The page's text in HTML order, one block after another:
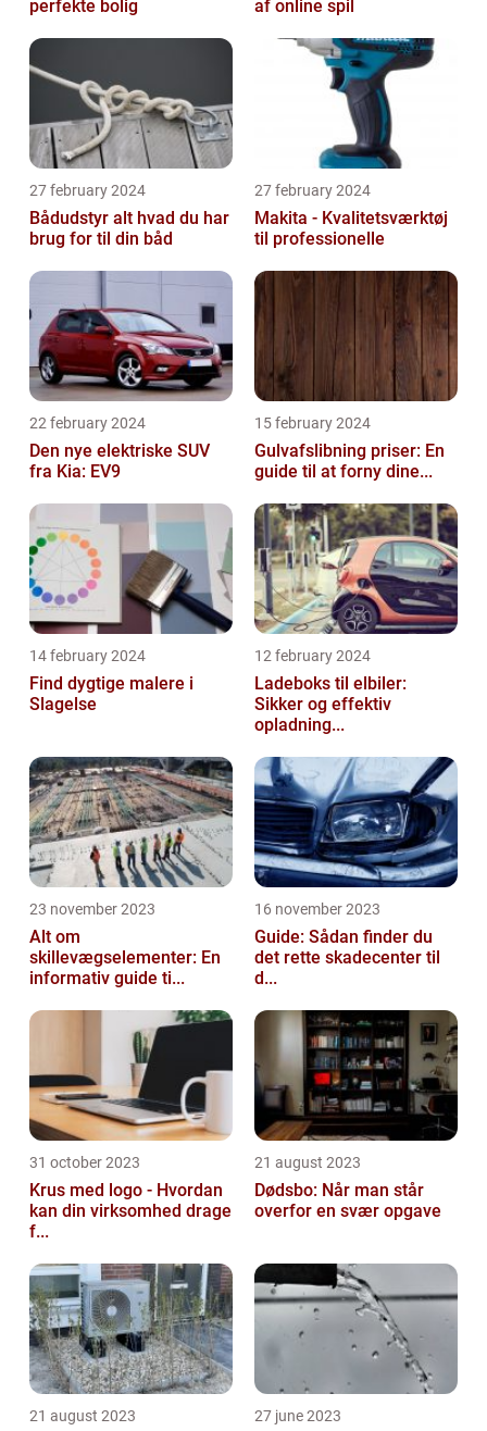
perfekte bolig af online spil
27 february 2024
Bådudstyr alt hvad du har
brug for til din båd
27 february 2024
Makita - Kvalitetsværktøj
til professionelle
22 february 2024
Den nye elektriske SUV
fra Kia: EV9
15 february 2024
Gulvafslibning priser: En
guide til at forny dine...
14 february 2024
Find dygtige malere i
Slagelse
12 february 2024
Ladeboks til elbiler:
Sikker og effektiv
opladning...
23 november 2023
Alt om
skillevægselementer: En
informativ guide ti...
16 november 2023
Guide: Sådan finder du
det rette skadecenter til
d...
31 october 2023
Krus med logo - Hvordan
kan din virksomhed drage
f...
21 august 2023
Dødsbo: Når man står
overfor en svær opgave
21 august 2023 27 june 2023